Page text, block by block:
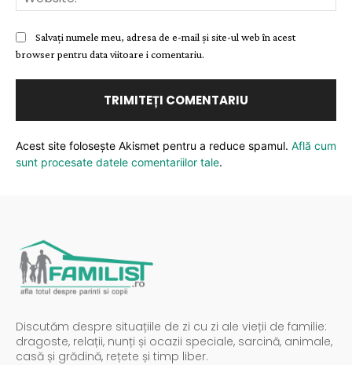
Salvați numele meu, adresa de e-mail și site-ul web în acest
browser pentru data viitoare i comentariu.
Acest site folosește Akismet pentru a reduce spamul. Află cum
sunt procesate datele comentariilor tale.
Discutăm despre situațiile de zi cu zi ale vieții de familie:
dragoste, relații, nunți și ocazii speciale, sarcină, animale,
casă și grădină, rețete și timp liber.